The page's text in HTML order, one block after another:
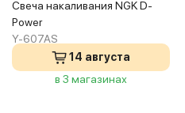
Свеча накаливания NGK D-
Power
Y-607AS
14 августа
в 3 магазинах